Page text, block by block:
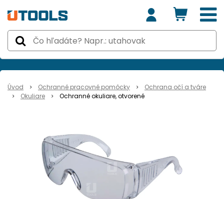
Úvod Ochranné pracovné pomôcky
Ochrana očí a tváre
Okuliare
Ochranné okuliare, otvorené